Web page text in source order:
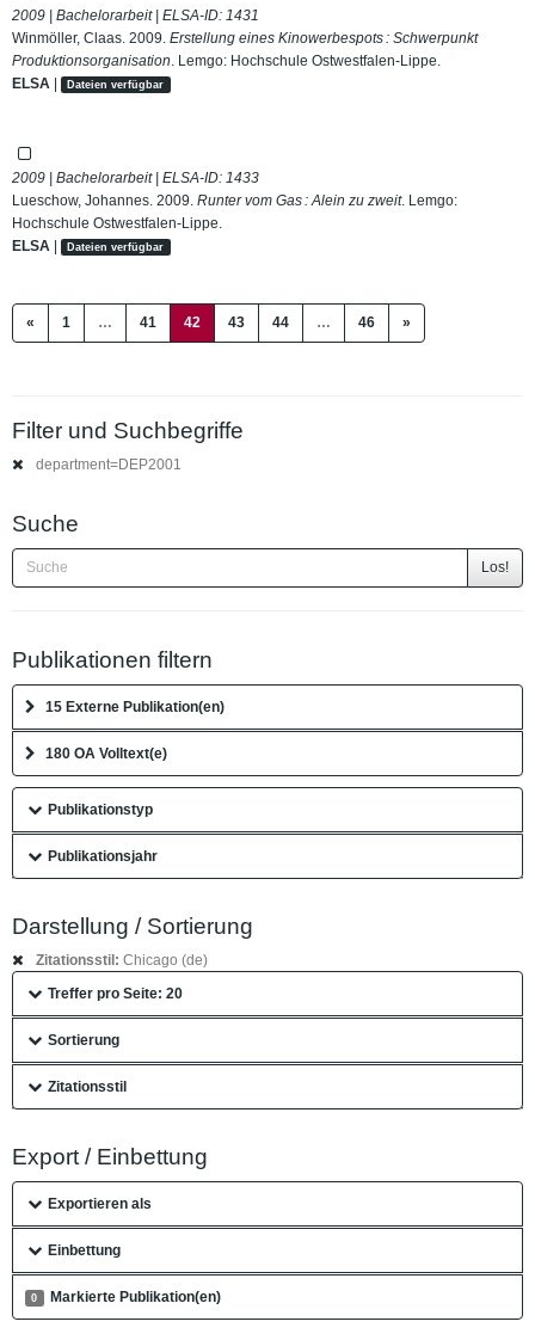
2009 | Bachelorarbeit | ELSA-ID: 1431
Winmöller, Claas. 2009. Erstellung eines Kinowerbespots : Schwerpunkt
Produktionsorganisation . Lemgo: Hochschule Ostwestfalen-Lippe.
ELSA | Dateien verfügbar
2009 | Bachelorarbeit | ELSA-ID: 1433
Lueschow, Johannes. 2009. Runter vom Gas : Alein zu zweit. Lemgo:
Hochschule Ostwestfalen-Lippe.
ELSA | Dateien verfügbar
« 1 … 41 42 (current)
43 44 … 46 »
Filter und Suchbegriffe
department=DEP2001
Suche
Los!
Publikationen filtern
15 Externe Publikation(en)
180 OA Volltext(e)
Publikationstyp
Publikationsjahr
Darstellung / Sortierung
Zitationsstil: Chicago (de)
Treffer pro Seite: 20
Sortierung
Zitationsstil
Export / Einbettung
Exportieren als
Einbettung
0 Markierte Publikation(en)